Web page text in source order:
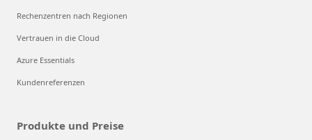
Rechenzentren nach Regionen
Vertrauen in die Cloud
Azure Essentials
Kundenreferenzen
Produkte und Preise